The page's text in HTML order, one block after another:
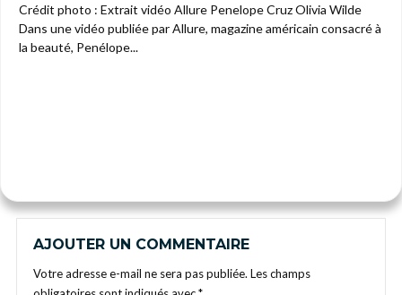
Crédit photo : Extrait vidéo Allure Penelope Cruz Olivia Wilde
Dans une vidéo publiée par Allure, magazine américain consacré à
la beauté, Penélope...
AJOUTER UN COMMENTAIRE
Votre adresse e-mail ne sera pas publiée. Les champs